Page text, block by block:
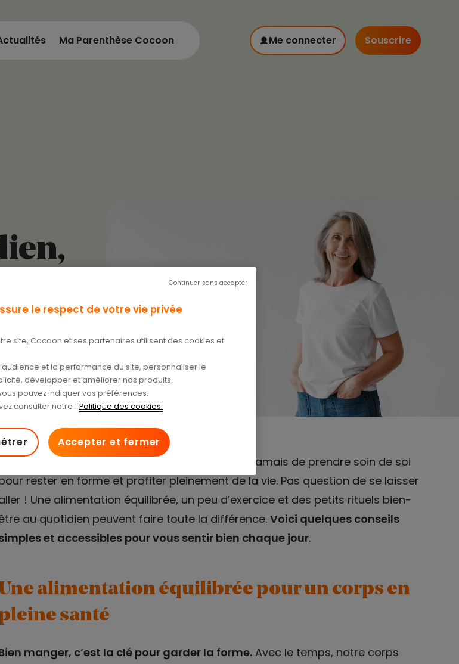
Ma Parenthèse Cocoon Me connecter Souscrire
la cinquantaine, il est plus important que jamais de prendre soin de soi
rester en forme et profiter pleinement de la vie. Pas question de se laisser
! Une alimentation équilibrée, un peu d’exercice et des petits rituels bien-
au quotidien peuvent faire toute la différence.Voici quelques conseils
et accessibles pour vous sentir bien chaque jour.
Une alimentation équilibrée pour un corps en
santé
manger, c’est la clé pour garder la forme.Avec le temps, notre corps
le respect de votre vie privée
site, Cocoon et ses partenaires utilisent des cookies et
et la performance du site, personnaliser le
développer et améliorer nos produits.
pouvez indiquer vos préférences.
consulter notre : Politique des cookies.
Accepter et fermer
Continuer sans accepter